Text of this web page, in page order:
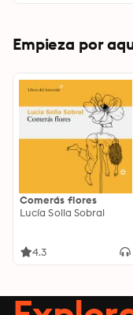
Empieza por
Comerás flores
Lucía Solla Sobral
4.3